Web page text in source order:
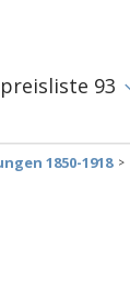
93
1850-1918